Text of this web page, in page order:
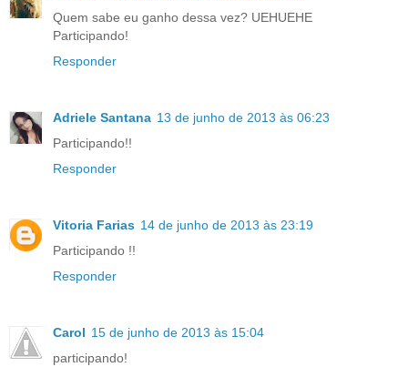
Quem sabe eu ganho dessa vez? UEHUEHE
Participando!
Responder
Adriele Santana 13 de junho de 2013 às 06:23
Participando!!
Responder
Vitoria Farias 14 de junho de 2013 às 23:19
Participando !!
Responder
Carol 15 de junho de 2013 às 15:04
participando!